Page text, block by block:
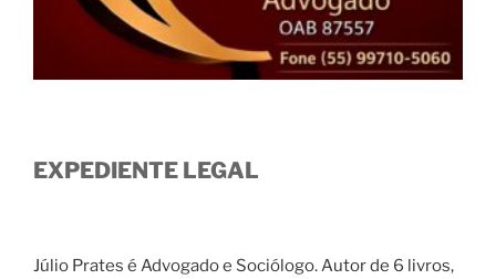
EXPEDIENTE LEGAL
Júlio Prates é Advogado e Sociólogo. Autor de 6 livros,